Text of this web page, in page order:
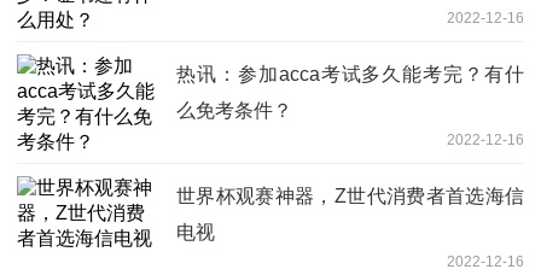
2022-12-16
热讯：参加acca考试多久能考完？有什
么免考条件？
2022-12-16
世界杯观赛神器，Z世代消费者首选海信
电视
2022-12-16